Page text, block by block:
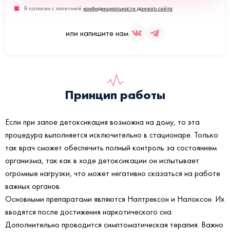
Я согласен с политикой конфиденциальности данного сайта
или напишите нам
Принцип работы
Если при запое детоксикация возможна на дому, то эта
процедура выполняется исключительно в стационаре. Только
так врач сможет обеспечить полный контроль за состоянием
организма, так как в ходе детоксикации он испытывает
огромные нагрузки, что может негативно сказаться на работе
важных органов.
Основными препаратами являются Налтрексон и Налоксон. Их
вводятся после достижения наркотического сна.
Дополнительно проводится симптоматическая терапия. Важно